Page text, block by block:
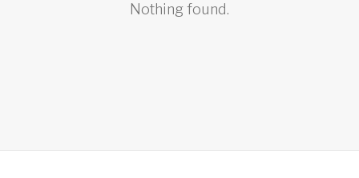
Nothing found.